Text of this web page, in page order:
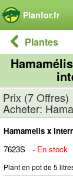
Planfor.fr
Plantes
Prix (7
Acheter:
Hamamelis x
7623S
- En stock
Plant en pot de 5
Panneau de